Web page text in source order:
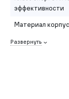
эффективности
Материал
Развернуть